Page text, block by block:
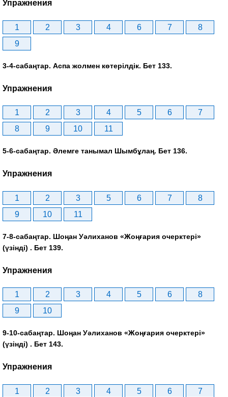
Упражнения
1 2 3 4 6 7
8
9
3-4-сабаңтар. Аспа жолмен көтерілдік. Бет 133.
Упражнения
1 2 3 4 5 6
7
8
9 10 11
5-6-сабаңтар. Әлемге танымал Шымбұлаң. Бет 136.
Упражнения
1 2 3 5 6 7
8
9
10 11
7-8-сабаңтар. Шоңан Уәлиханов «Жоңғария очерктері»
(үзінді) . Бет 139.
Упражнения
1 2 3 4 5 6
8
9
10
9-10-сабаңтар. Шоңан Уәлиханов «Жоңғария очерктері»
(үзінді) . Бет 143.
Упражнения
1 2 3 4 5 6
7